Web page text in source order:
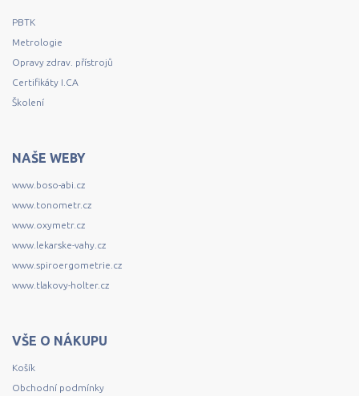
PBTK
Metrologie
Opravy zdrav. přístrojů
Certifikáty I.CA
Školení
NAŠE WEBY
www.boso-abi.cz
www.tonometr.cz
www.oxymetr.cz
www.lekarske-vahy.cz
www.spiroergometrie.cz
www.tlakovy-holter.cz
VŠE O NÁKUPU
Košík
Obchodní podmínky